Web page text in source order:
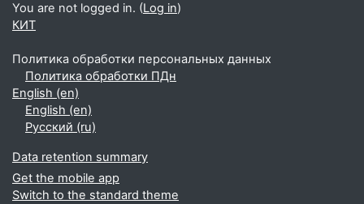
You are not logged in. (Log in)
КИТ
Политика обработки персональных данных
Политика обработки ПДн
English ‎(en)‎
English ‎(en)‎
Русский ‎(ru)‎
Data retention summary
Get the mobile app
Switch to the standard theme